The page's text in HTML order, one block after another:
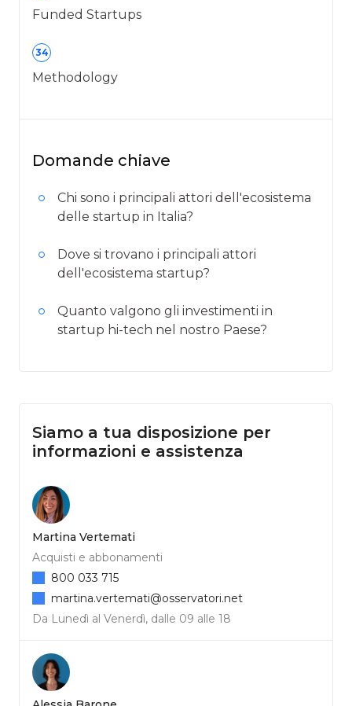
Funded Startups
34
Methodology
Domande chiave
Chi sono i principali attori dell'ecosistema
delle startup in Italia?
Dove si trovano i principali attori
dell'ecosistema startup?
Quanto valgono gli investimenti in
startup hi-tech nel nostro Paese?
Siamo a tua disposizione per
informazioni e assistenza
Martina Vertemati
Acquisti e abbonamenti
Da Lunedì al Venerdì, dalle 09 alle 18
800 033 715
martina.vertemati@osservatori.net